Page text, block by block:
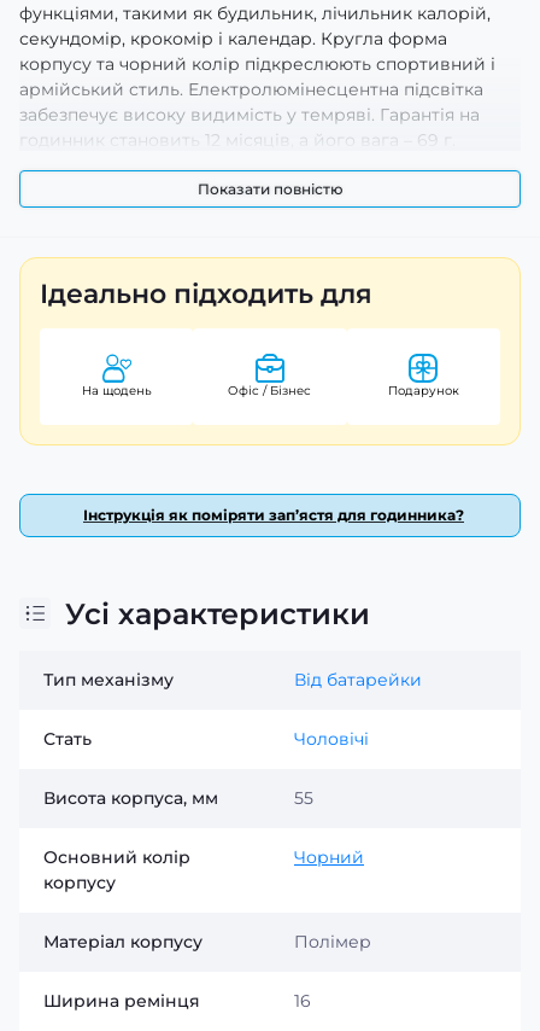
функціями, такими як будильник, лічильник калорій,
секундомір, крокомір і календар. Кругла форма
корпусу та чорний колір підкреслюють спортивний і
армійський стиль. Електролюмінесцентна підсвітка
забезпечує високу видимість у темряві. Гарантія на
годинник становить 12 місяців, а його вага – 69 г.
Годинник виготовлений в Китаї.
Показати повністю
Ідеально підходить для
На щодень Офіс / Бізнес Подарунок
Інструкція як поміряти зап’ястя для годинника?
Усі характеристики
Тип механізму Від батарейки
Стать Чоловічі
Висота корпуса, мм 55
Основний колір
корпусу
Чорний
Матеріал корпусу Полімер
Ширина ремінця 16